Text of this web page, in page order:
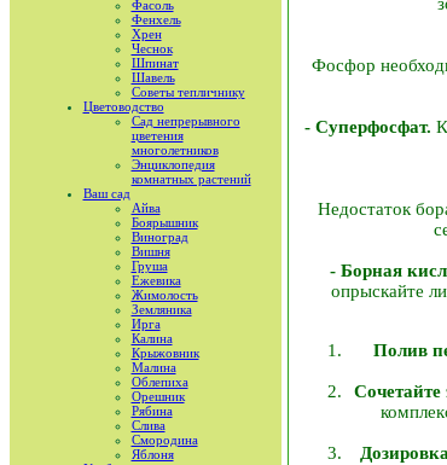
Фасоль
Фенхель
Хрен
Чеснок
Шпинат
Шавель
Советы тепличнику
Цветоводство
Сад непрерывного
цветения
многолетников
Энциклопедия
комнатных растений
Ваш сад
Айва
Боярышник
Виноград
Вишня
Груша
Ежевика
Жимолость
Земляника
Ирга
Калина
Крыжовник
Малина
Облепиха
Орешник
Рябина
Слива
Смородина
Яблоня
Фосфор
- Суперфосфат.
Недостаток
- Борная
опрыскайте
Полив
Сочетайте